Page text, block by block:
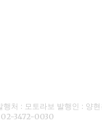
처 : 모토라보 발행인 : 양
02-3472-0030